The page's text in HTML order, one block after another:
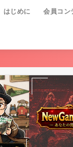
はじめに 会員コン